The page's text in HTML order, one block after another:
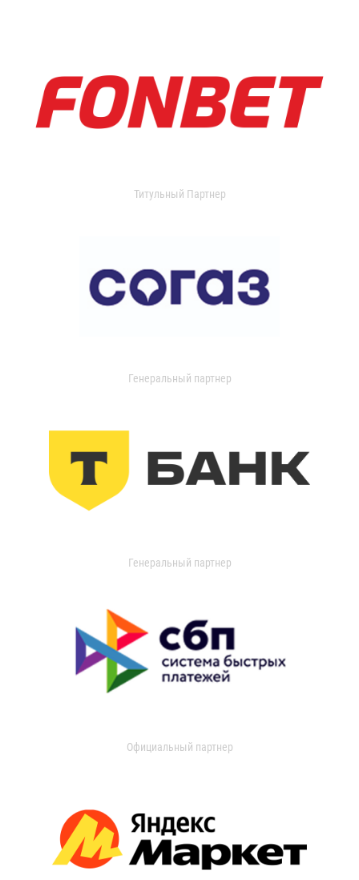
Титульный Партнер
Генеральный партнер
Генеральный партнер
Официальный партнер